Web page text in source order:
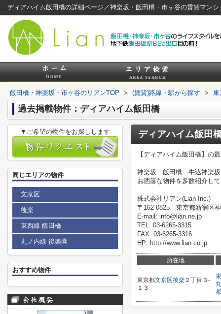
ディアハイム飯田橋の詳細ページ／神楽坂・飯田橋・市ヶ谷の賃貸マンシ
飯田橋・神楽坂・市ヶ谷のリアンTOP > (賃貸)路線・駅から探す > 東
過去掲載物件：ディアハイム飯田橋
ディアハイム飯田
【ディアハイム飯田橋】の
神楽坂 飯田橋 牛込神楽坂
お洒落な物件を多数紹介し
株式会社リアン(Lian Inc.)
〒162-0825 東京都新宿区
E-mail: info@lian.ne.jp
TEL: 03-6265-3315
FAX: 03-6265-3316
HP: http://www.lian.co.jp
所在地
東京都文京区後楽 ２丁目３-
１３
▼ご希望の物件をお探しします
同じエリアの物件
文京区
後楽
東西線 飯田橋
丸ノ内線 後楽園
おすすめ物件